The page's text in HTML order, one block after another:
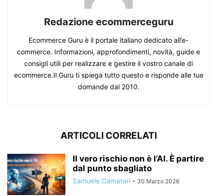
Redazione ecommerceguru
Ecommerce Guru è il portale italiano dedicato all’e-
commerce. Informazioni, approfondimenti, novità, guide e
consigli utili per realizzare e gestire il vostro canale di
ecommerce.Il Guru ti spiega tutto questo e risponde alle tue
domande dal 2010.
ARTICOLI CORRELATI
Il vero rischio non è l’AI. È partire
dal punto sbagliato
Samuele Camatari - 30 Marzo 2026